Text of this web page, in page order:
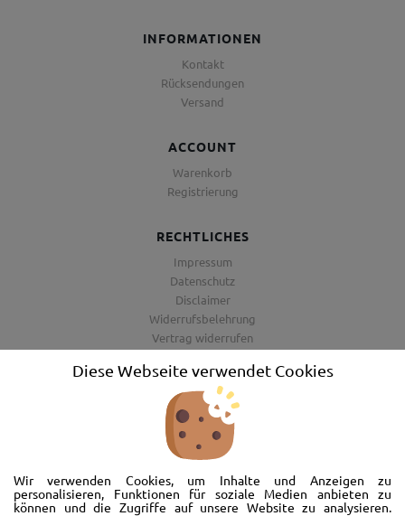
Diese Webseite verwendet Cookies
Wir verwenden Cookies, um Inhalte und Anzeigen zu
personalisieren, Funktionen für soziale Medien anbieten zu
können und die Zugriffe auf unsere Website zu analysieren.
INFORMATIONEN
Kontakt
Rücksendungen
Versand
ACCOUNT
Warenkorb
Registrierung
RECHTLICHES
Impressum
Datenschutz
Disclaimer
Widerrufsbelehrung
Vertrag widerrufen
Barrierefreiheitserklärung
Wir freuen uns, Sie im AutoShop Wimmer in Passau zu begrüßen. Wir
bieten Ihnen Kompletträder und Reifen für die Automarken Ford, Land
Rover, Range Rover, Volvo, Peugeot, Jaguar und Citroen. Hier in Passau
schlägt unser Herz rund um’s Auto. Wir bieten Ihnen Beratung,